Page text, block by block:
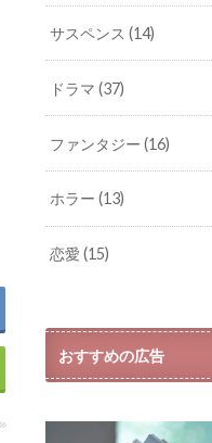
サスペンス(14)
ドラマ(37)
ファンタジー(16)
ホラー(13)
恋愛(15)
おすすめの広告